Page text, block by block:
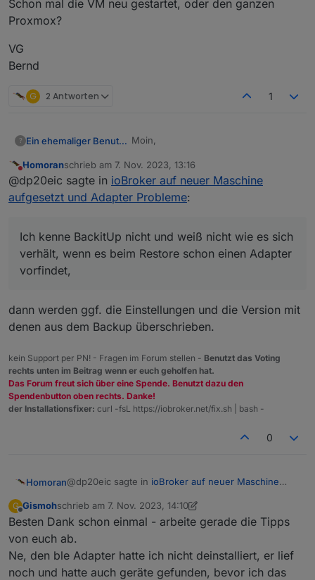
Lebenszeichen = rot
Merci
Schon mal die VM neu gestartet, oder den ganzen
Proxmox?
VG
Bernd
G 2 Antworten 1
? Ein ehemaliger Benutzer Moin,
@gismoh sagte in
Maschine aufgesetzt und Adapter
Probleme:
Habe nach dem der ioBroker
den BLE.0 installiert um zu
erfolgreich.
Hast Du den anschließend wieder
deinstalliert?
Ich kenneBackitUpnicht und weiß
Hardware angesprochen hat.
Schon mal die VM neu gestartet, oder
Nicht stören
Homoranschrieb am 7. Nov. 2023, 13:16
zuletzt editiert von
@dp20eic sagte in ioBroker auf neuer Maschine
aufgesetzt und Adapter Probleme:
Ich kenne BackitUp nicht und weiß nicht wie es sich
verhält, wenn es beim Restore schon einen Adapter
vorfindet,
dann werden ggf. die Einstellungen und die Version mit
denen aus dem Backup überschrieben.
kein Support per PN! - Fragen im Forum stellen - Benutzt das Voting
rechts unten im Beitrag wenn er euch geholfen hat.
Das Forum freut sich über eine Spende. Benutzt dazu den
Spendenbutton oben rechts. Danke!
der Installationsfixer: curl -fsL https://iobroker.net/fix.sh | bash -
0
Homoran@dp20eic sagte in ioBroker auf neuer Maschine
Ich kenne BackitUp nicht und weiß nicht wie es
dann werden ggf. die Einstellungen und die Version
mit denen aus dem Backup überschrieben.
G
Offline
Gismohschrieb am 7. Nov. 2023, 14:10
zuletzt editiert von Gismoh11. Juli 2023, 15:27
Besten Dank schon einmal - arbeite gerade die Tipps
von euch ab.
Ne, den ble Adapter hatte ich nicht deinstalliert, er lief
noch und hatte auch geräte gefunden, bevor ich das